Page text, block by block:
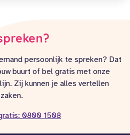
persoonlijk te spreken? Dat
buurt of bel gratis met onze
Zij kunnen je alles vertellen
0800 1508